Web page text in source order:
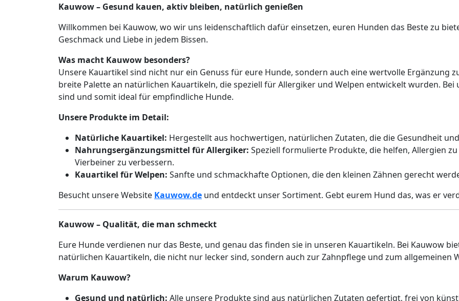
Kauwow – Gesund kauen, aktiv bleiben, natürlich genießen
Willkommen bei Kauwow, wo wir uns leidenschaftlich dafür einsetzen, euren Hunden das Beste zu
Geschmack und Liebe in jedem Bissen.
Was macht Kauwow besonders?
Unsere Kauartikel sind nicht nur ein Genuss für eure Hunde, sondern auch eine wertvolle Ergänzung
breite Palette an natürlichen Kauartikeln, die speziell für Allergiker und Welpen entwickelt wurden.
sind und somit ideal für empfindliche Hunde.
Unsere Produkte im Detail:
Natürliche Kauartikel: Hergestellt aus hochwertigen, natürlichen Zutaten, die die Gesundheit
Nahrungsergänzungsmittel für Allergiker: Speziell formulierte Produkte, die helfen, Allergien
Vierbeiner zu verbessern.
Kauartikel für Welpen: Sanfte und schmackhafte Optionen, die den kleinen Zähnen gerecht
Besucht unsere Website Kauwow.de und entdeckt unser Sortiment. Gebt eurem Hund das, was er
Kauwow – Qualität, die man schmeckt
Eure Hunde verdienen nur das Beste, und genau das finden sie in unseren Kauartikeln. Bei Kauwow
natürlichen Kauartikeln, die nicht nur lecker sind, sondern auch zur Zahnpflege und zum allgemeinen
Warum Kauwow?
Gesund und natürlich: Alle unsere Produkte sind aus natürlichen Zutaten gefertigt, frei von